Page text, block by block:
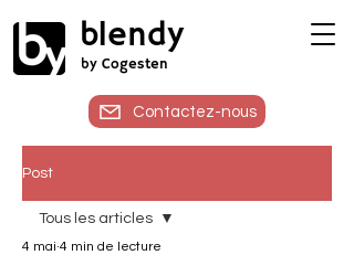
blendy
by Cogesten
Contactez-nous
Post
Tous les articles
4 mai 4 min de lecture